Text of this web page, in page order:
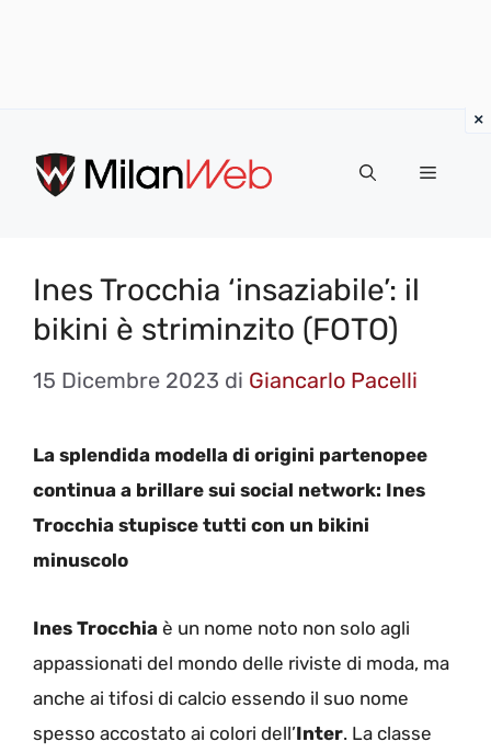
contenuto
MENU
Ines Trocchia ‘insaziabile’: il
bikini è striminzito (FOTO)
15 Dicembre 2023 di Giancarlo Pacelli
La splendida modella di origini partenopee
continua a brillare sui social network: Ines
Trocchia stupisce tutti con un bikini
minuscolo
Ines Trocchia è un nome noto non solo agli
appassionati del mondo delle riviste di moda, ma
anche ai tifosi di calcio essendo il suo nome
spesso accostato ai colori dell’Inter. La classe